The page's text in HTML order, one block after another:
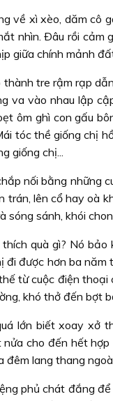
về xì xèo, dăm cô
nhìn. Ðâu rồi
giữa chính mảnh
tre rậm rạp
va vào nhau lập
ôm ghì con gấu
tóc thề giống chị
giống chị...
nối bằng những
trán, lên cổ hay oà
sánh, khói
quà gì? Nó
được hơn ba
từ cuộc điện
khó thở đến bợt
lớn biết xoay xở
cho đến hết
lang thang
phủ chát đắng